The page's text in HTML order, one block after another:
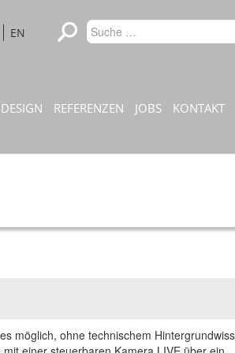
EN
REFERENZEN JOBS KONTAKT
möglich, ohne technischem